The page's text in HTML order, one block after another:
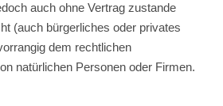
auch ohne Vertrag zustande
(auch bürgerliches oder privates
dem rechtlichen
natürlichen Personen oder Firmen.